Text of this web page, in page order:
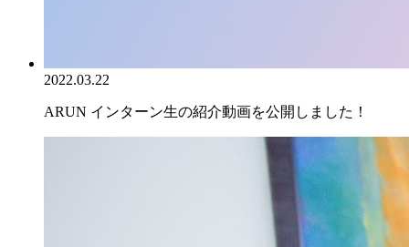
2022.03.22
ARUN インターン生の紹介動画を公開しました！